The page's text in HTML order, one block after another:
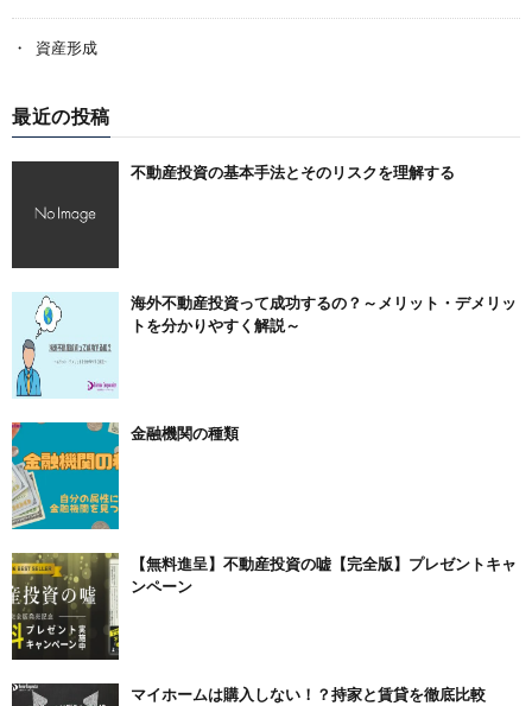
資産形成
最近の投稿
不動産投資の基本手法とそのリスクを理解する
海外不動産投資って成功するの？～メリット・デメリッ
トを分かりやすく解説～
金融機関の種類
【無料進呈】不動産投資の嘘【完全版】プレゼントキャ
ンペーン
マイホームは購入しない！？持家と賃貸を徹底比較